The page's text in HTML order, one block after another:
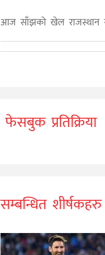
आज साँझको खेल राजस्थान
फेसबुक प्रतिक्रिया
सम्बन्धित शीर्षकहरु